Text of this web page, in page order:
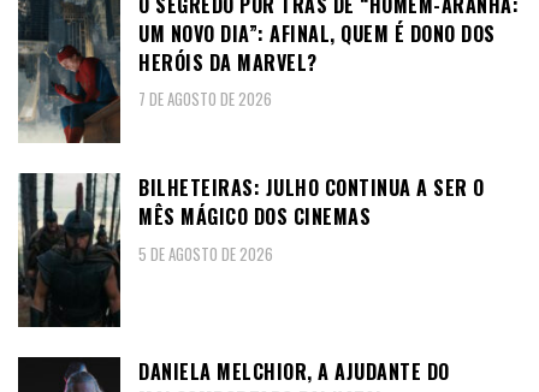
UM NOVO DIA”: AFINAL, QUEM É DONO DOS
HERÓIS DA MARVEL?
7 DE AGOSTO DE 2026
BILHETEIRAS: JULHO CONTINUA A SER O
MÊS MÁGICO DOS CINEMAS
5 DE AGOSTO DE 2026
DANIELA MELCHIOR, A AJUDANTE DO